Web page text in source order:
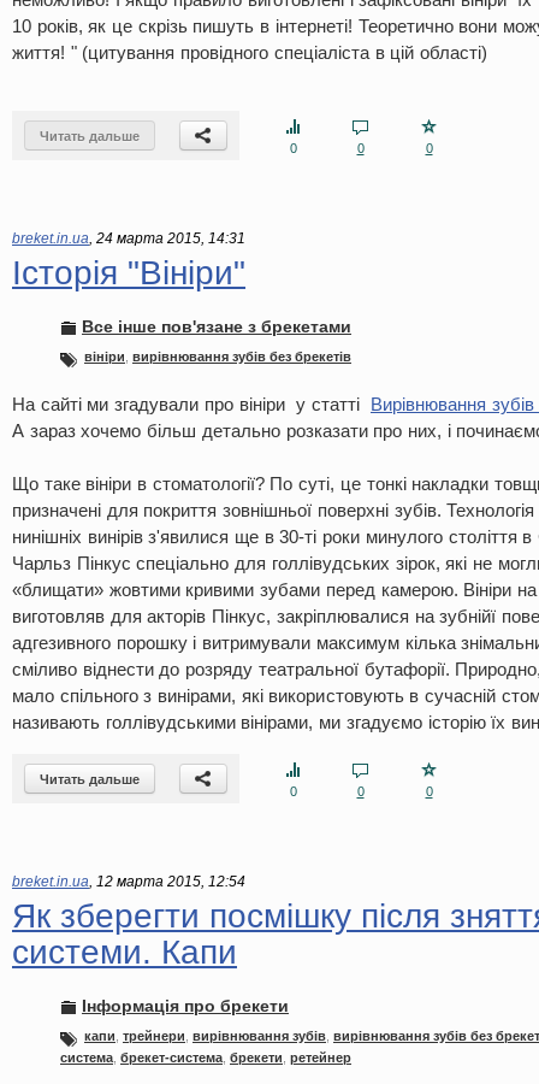
10 років, як це скрізь пишуть в інтернеті! Теоретично вони
життя! " (цитування провідного спеціаліста в цій області)
Читать дальше
0
0 0
breket.in.ua, 24 марта 2015, 14:31
Історія "Вініри"
Все інше пов'язане з брекетами
вініри вирівнювання зубів без брекетів
На сайті ми згадували про вініри у статті Вирівнювання
А зараз хочемо більш детально розказати про них, і
Що таке вініри в стоматології? По суті, це тонкі накладки
призначені для покриття зовнішньої поверхні зубів.
нинішніх винірів з'явилися ще в 30-ті роки минулого століття
Чарльз Пінкус спеціально для голлівудських зірок, які не
«блищати» жовтими кривими зубами перед камерою. Вініри на
виготовляв для акторів Пінкус, закріплювалися на зубнійї
адгезивного порошку і витримували максимум кілька
сміливо віднести до розряду театральної бутафорії.
мало спільного з винірами, які використовують в сучасній
називають голлівудськими вінірами, ми згадуємо історію їх
Читать дальше
0
0 0
breket.in.ua, 12 марта 2015, 12:54
Як зберегти посмішку після
системи. Капи
Інформація про брекети
капи трейнери вирівнювання зубів вирівнювання зубів без
система брекет-система брекети ретейнер